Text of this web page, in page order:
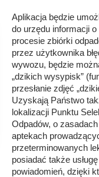
Aplikacja będzie
do urzędu informacji o
procesie zbiórki
przez użytkownika
wywozu, będzie
„dzikich wysypisk”
przesłanie zdjęć
Uzyskają Państwo
lokalizacji Punktu
Odpadów, o
aptekach
przeterminowanych
posiadać także
powiadomień, dzięki